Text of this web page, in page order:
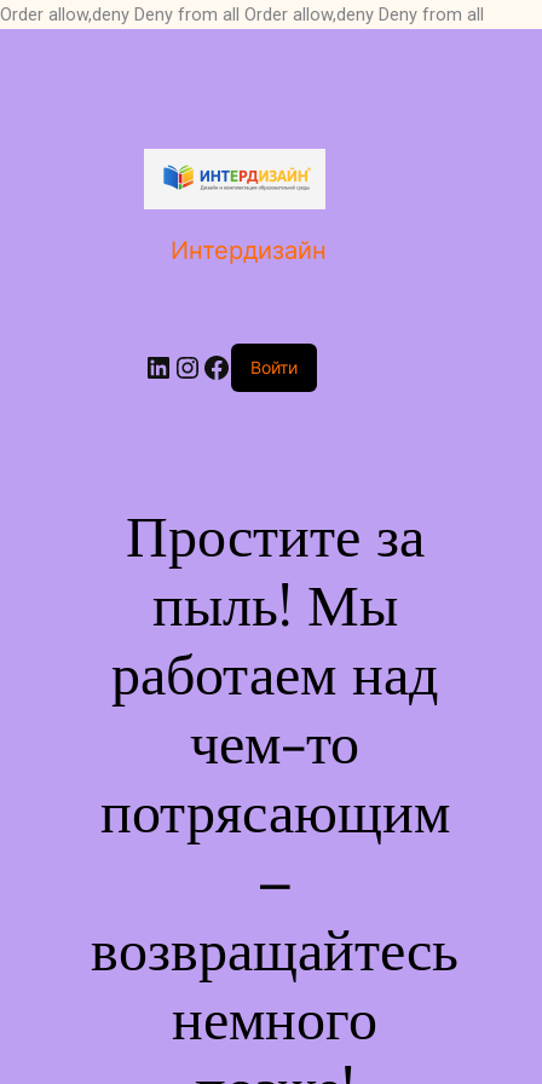
Order allow,deny Deny from all Order allow,deny Deny from all
Интердизайн
LinkedIn
Instagram
Facebook
Войти
Простите за
пыль! Мы
работаем над
чем-то
потрясающим
–
возвращайтесь
немного